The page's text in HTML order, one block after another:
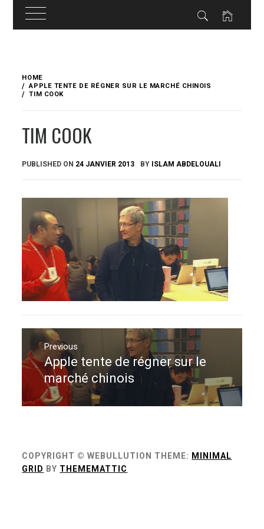
content
HOME
APPLE TENTE DE RÉGNER SUR LE MARCHÉ CHINOIS
TIM COOK
TIM COOK
PUBLISHED ON 24 JANVIER 2013 BY ISLAM ABDELOUALI
Navigation
de
l’article
Previous
Previous
post:
Apple tente de régner sur le
marché chinois
COPYRIGHT © WEBULLUTION THEME: MINIMAL
GRID BY THEMEMATTIC